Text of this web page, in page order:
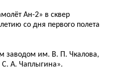
Ан-2» в сквер
со дня первого полета
заводом им. В. П. Чкалова,
С. А. Чаплыгина».